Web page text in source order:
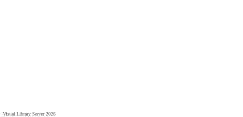
Visual Library Server 2026